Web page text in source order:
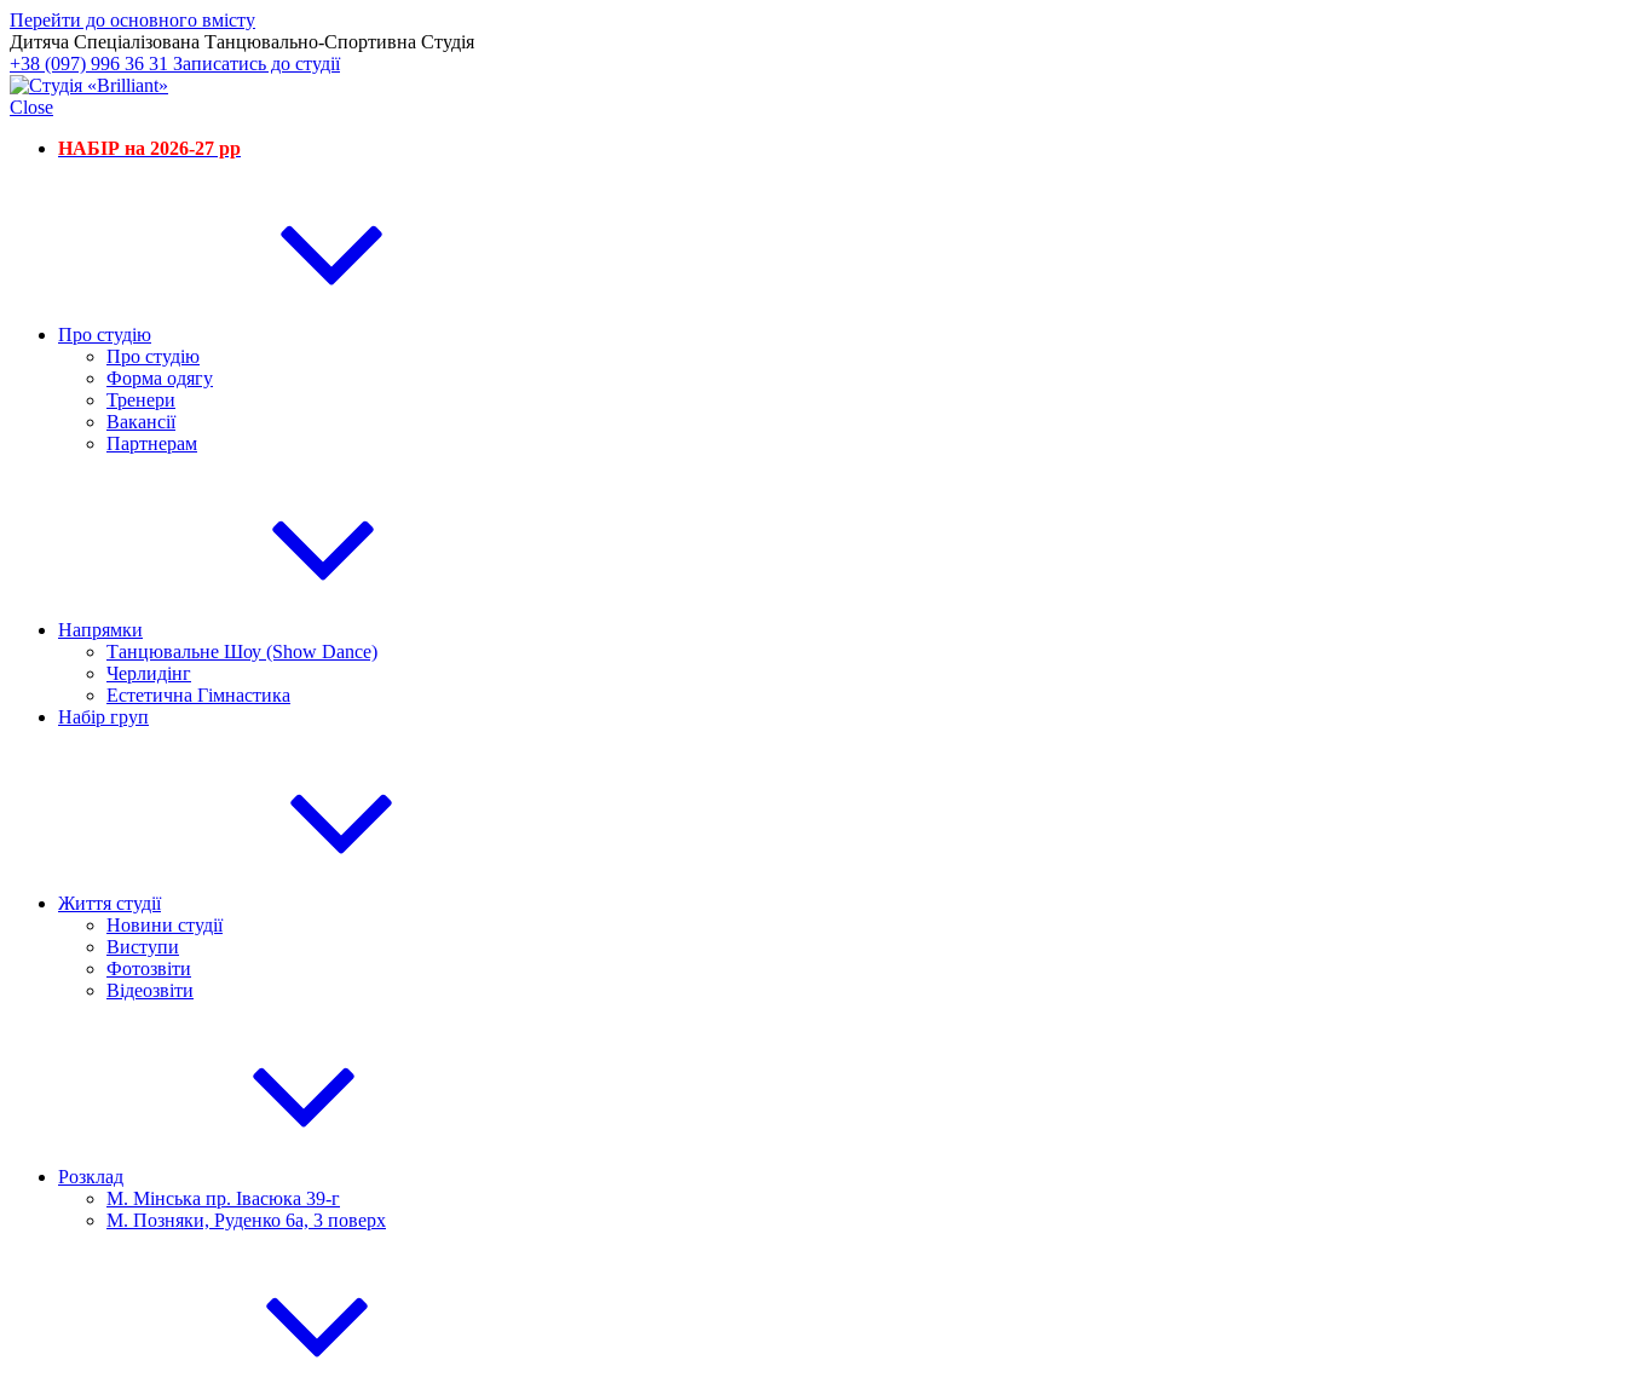
Перейти до основного вмісту
Дитяча Спеціалізована Танцювально-Спортивна Студія
+38 (097) 996 36 31 Записатись до студії
Close
НАБІР на 2026-27 рр
Про студію
Про студію
Форма одягу
Тренери
Вакансії
Партнерам
Напрямки
Танцювальне Шоу (Show Dance)
Черлидінг
Естетична Гімнастика
Набір груп
Життя студії
Новини студії
Виступи
Фотозвіти
Відеозвіти
Розклад
М. Мінська пр. Івасюка 39-г
М. Позняки, Руденко 6а, 3 поверх